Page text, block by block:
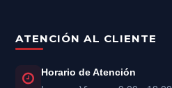
ATENCIÓN AL CLIENTE
Horario de Atención